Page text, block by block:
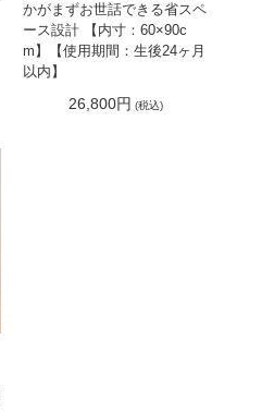
かがまずお世話できる省スペ
ース設計 【内寸：60×90c
m】【使用期間：生後24ヶ月
以内】
26,800円 (税込)